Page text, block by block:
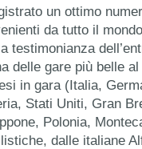
un ottimo
da tutto il
testimonianza
delle gare più belle al
in gara (Italia,
Stati Uniti, Gran
Polonia,
dalle italiane